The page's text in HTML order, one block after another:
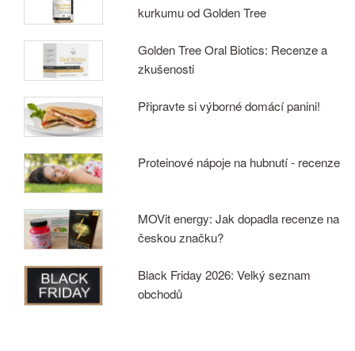
kurkumu od Golden Tree
Golden Tree Oral Biotics: Recenze a
zkušenosti
Připravte si výborné domácí panini!
Proteinové nápoje na hubnutí - recenze
MOVit energy: Jak dopadla recenze na
českou značku?
Black Friday 2026: Velký seznam
obchodů